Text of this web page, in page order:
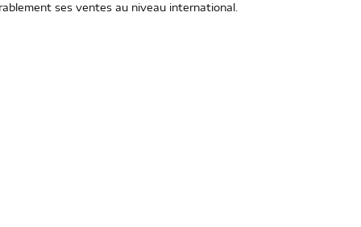
ses ventes au niveau international.